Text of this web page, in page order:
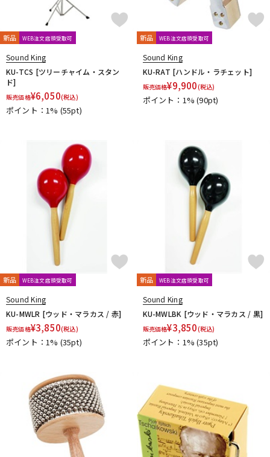
新品 WEB注文店頭受取可
Sound King
KU-TCS [ツリーチャイム・スタン
ド]
販売価格¥6,050(税込)
ポイント：1% (55pt)
新品 WEB注文店頭受取可
Sound King
KU-RAT [ハンドル・ラチェット]
販売価格¥9,900(税込)
ポイント：1%(90pt)
新品 WEB注文店頭受取可
Sound King
KU-MWLR [ウッド・マラカス / 赤]
販売価格¥3,850(税込)
ポイント：1% (35pt)
新品 WEB注文店頭受取可
Sound King
KU-MWLBK [ウッド・マラカス / 黒]
販売価格¥3,850(税込)
ポイント：1%(35pt)